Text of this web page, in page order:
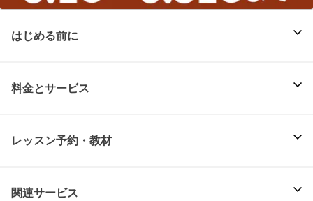
はじめる前に
料金とサービス
レッスン予約・教材
関連サービス